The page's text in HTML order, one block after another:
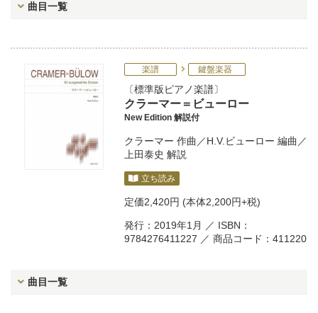
曲目一覧
楽譜 鍵盤楽器
標準版ピアノ楽譜
クラーマー＝ビューロー
New Edition 解説付
クラーマー 作曲／H.V.ビューロー 編曲／
上田泰史 解説
立ち読み
定価2,420円 (本体2,200円+税)
発行：2019年1月 ／ ISBN：
9784276411227 ／ 商品コード：411220
曲目一覧